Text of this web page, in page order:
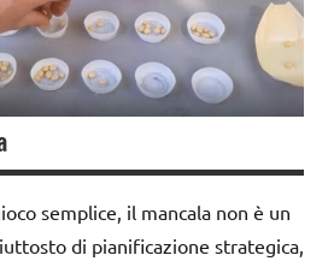
semplice, il mancala non è un
di pianificazione strategica,